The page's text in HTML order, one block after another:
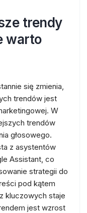
trendy
warto
się zmienia,
trendów jest
W
trendów
głosowego.
z asystentów
Assistant, co
strategii do
pod kątem
kluczowych staje
jest wzrost